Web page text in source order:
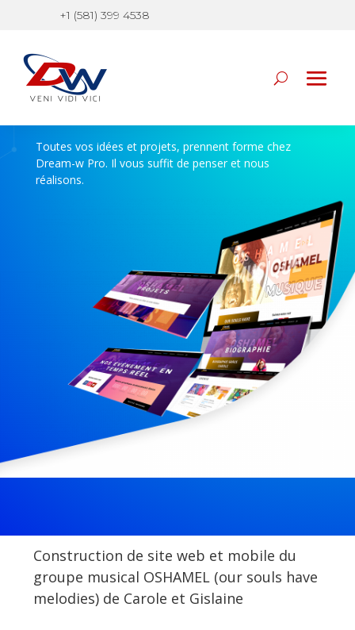
+1 (581) 399 4538au Québec, qui offre des services
Toutes vos idées et projets, prennent forme chez
Dream-w Pro. Il vous suffit de penser et nous
réalisons.
Construction de site web et mobile du
groupe musical OSHAMEL (our souls have
melodies) de Carole et Gislaine